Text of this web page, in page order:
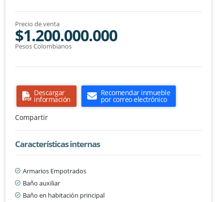
Precio de venta
$1.200.000.000
Pesos Colombianos
Descargar
información
Recomendar inmueble
por correo electrónico
Compartir
Características internas
Armarios Empotrados
Baño auxiliar
Baño en habitación principal